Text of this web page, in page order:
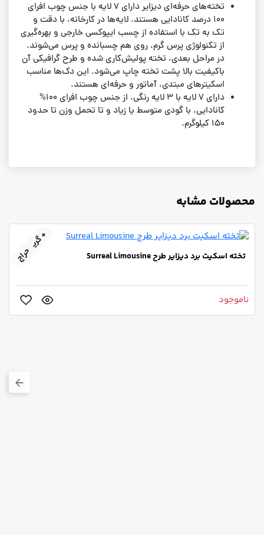
تخته‌های حرفه‌ای دیزایر دارای ۷ لایه با جنس چوب افرای
۱۰۰ درصد کانادایی هستند. لایه‌ها در کارخانه، با دقت و
تک به تک با استفاده از چسب ایپوکسی خارجی و بهره‌گیری
از تکنولوژی پرس گرم، روی هم چسبانده و پرس می‌شوند.
در مراحل بعدی، تخته پولیش‌کاری شده و طرح گرافیکی آن
باکیفیت بالا پشت تخته چاپ می‌شود. این دک‌ها مناسب
اسکیترهای مبتدی، آماتور و حرفه‌ای هستند.
دارای ۷ لایه‌ با ۳ لایه رنگی، از جنس چوب افرای 100%
کانادایی، با گودی متوسط یا زیاد و تا تحمل وزن تا حدود
۱۵۰ کیلوگرم.
محصولات مشابه
تخته اسکیت برد دیزایر طرح Surreal Limousine
ناموجود
+ گریپ‌تیپ
حراج